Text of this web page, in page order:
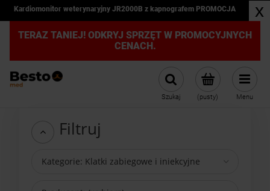
-20 zł na pierwsze zakupy przy zapisie na newsletter! x
TERAZ TANIEJ! ODKRYJ SPRZĘT W PROMOCYJNYCH
CENACH.
(pusty)
Szukaj Menu
Filtruj
Kategorie: Klatki zabiegowe i iniekcyjne